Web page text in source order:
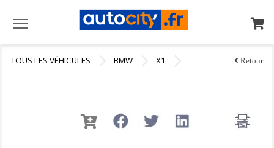
TOUS LES VÉHICULES BMW X1 Retour